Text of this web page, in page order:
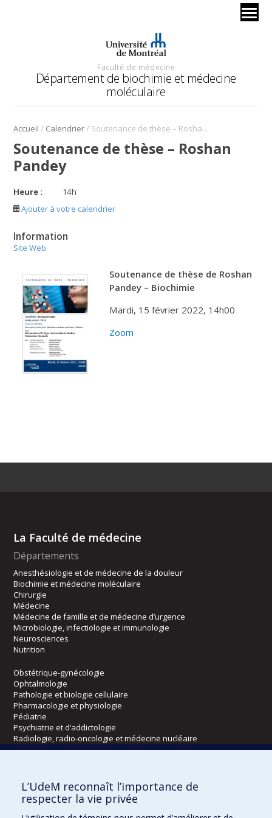
Faculté de médecine
Département de biochimie et médecine
moléculaire
Accueil / Calendrier/ Soutenance de thèse – Roshan Pandey
Soutenance de thèse – Roshan
Pandey
Heure : 14h
Ajouter à votre calendrier
Information
Site Web
Soutenance de thèse de Roshan
Pandey – Biochimie
Mardi, 15 février 2022, 14h00
Zoom
La Faculté de médecine
Départements
Anesthésiologie et de médecine de la douleur
Biochimie et médecine moléculaire
Chirurgie
Médecine
Médecine de famille et de médecine d’urgence
Microbiologie, infectiologie et immunologie
Neurosciences
Nutrition
Obstétrique-gynécologie
Ophtalmologie
Pathologie et biologie cellulaire
Pharmacologie et physiologie
Pédiatrie
Psychiatrie et d’addictologie
Radiologie, radio-oncologie et médecine nucléaire
Écoles
Kinésiologie et des sciences de l’activité physique
Orthophonie et audiologie
L’UdeM reconnaît l’importance de
respecter la vie privée